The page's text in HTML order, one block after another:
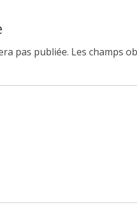
pas publiée. Les champs